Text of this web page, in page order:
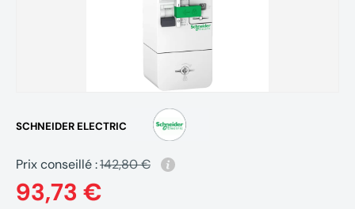
SCHNEIDER ELECTRIC
Prix conseillé :142,80 €
93,73 €